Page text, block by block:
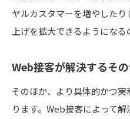
ヤルカスタマーを増やした
上げを拡大できるようになる
Web接客が解決するそ
そのほか、より具体的かつ
ります。Web接客によって